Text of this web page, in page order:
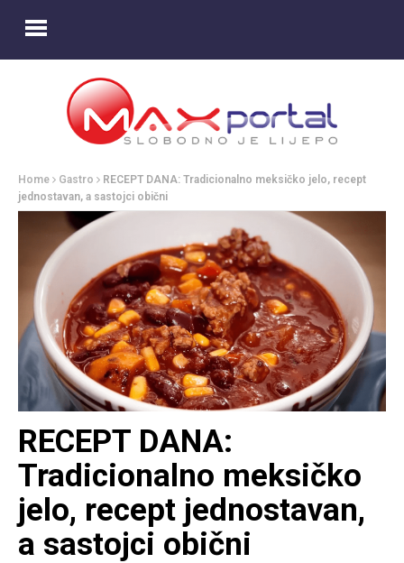
Home Gastro
RECEPT DANA: Tradicionalno meksičko jelo, recept
jednostavan, a sastojci obični
RECEPT DANA:
Tradicionalno meksičko
jelo, recept jednostavan,
a sastojci obični